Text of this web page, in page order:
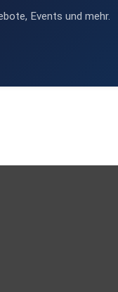
Events und mehr.